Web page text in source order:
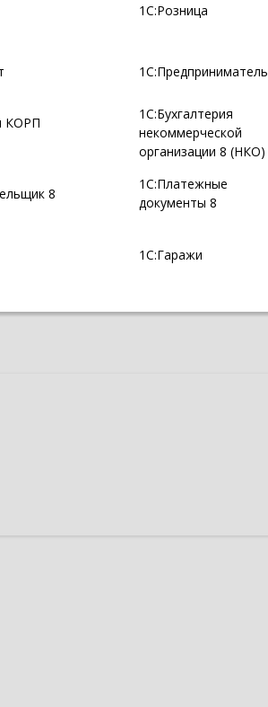
1С:Розница
1С:Предприниматель
КОРП
1С:Бухгалтерия
некоммерческой
организации 8 (НКО)
8
1С:Платежные
документы 8
1С:Гаражи